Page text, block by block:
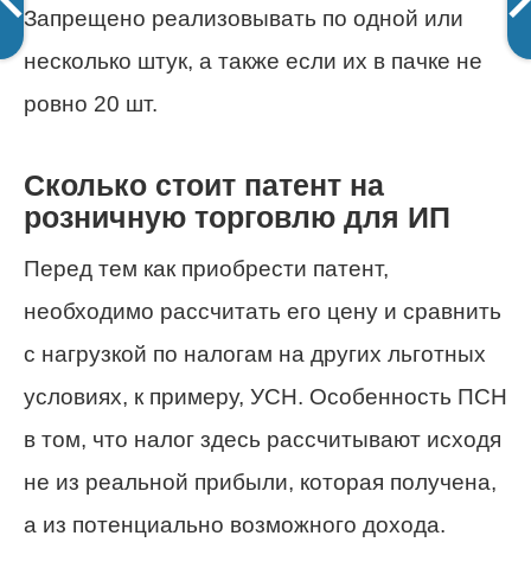
Запрещено реализовывать по одной или
несколько штук, а также если их в пачке не
ровно 20 шт.
Сколько стоит патент на
розничную торговлю для ИП
Перед тем как приобрести патент,
необходимо рассчитать его цену и сравнить
с нагрузкой по налогам на других льготных
условиях, к примеру, УСН. Особенность ПСН
в том, что налог здесь рассчитывают исходя
не из реальной прибыли, которая получена,
а из потенциально возможного дохода.